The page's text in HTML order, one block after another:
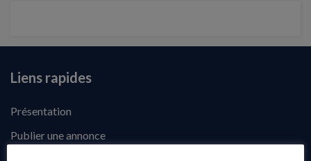
Liens rapides
Présentation
Publier une annonce